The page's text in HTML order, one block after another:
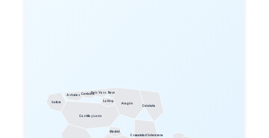
Galicia
Asturias CantabriaPaís VascoNavarra
La Rioja
Aragón
Cataluña
Castilla y León
Madrid
Comunidad Valenciana